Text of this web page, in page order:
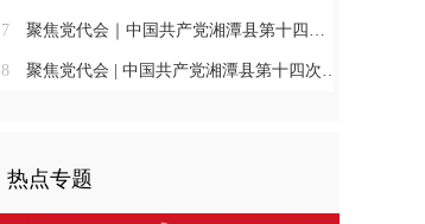
7 聚焦党代会｜中国共产党湘潭县第十四次代表大会胜利闭幕
8 聚焦党代会 | 中国共产党湘潭县第十四次代表大会举行第三次全体代表会议
热点专题